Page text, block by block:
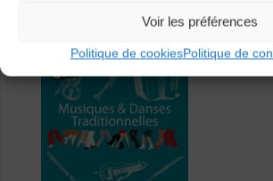
Voir les préférences
Politique de cookiesPolitique de
37 35 – ateliersdesarts@lepuyenvelay